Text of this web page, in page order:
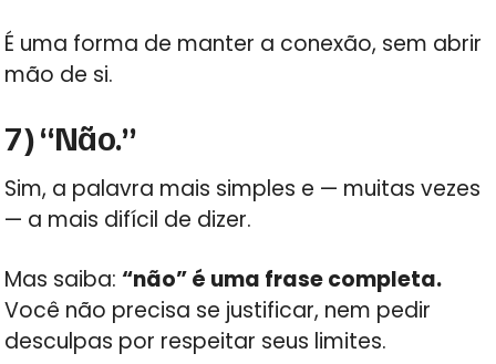
É uma forma de manter a conexão, sem abrir
mão de si.
7) “Não.”
Sim, a palavra mais simples e — muitas vezes
— a mais difícil de dizer.
Mas saiba: “não” é uma frase completa.
Você não precisa se justificar, nem pedir
desculpas por respeitar seus limites.